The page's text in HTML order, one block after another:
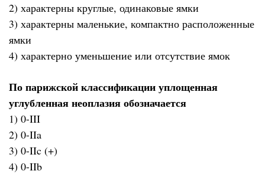
2) характерны круглые, одинаковые ямки
3) характерны маленькие, компактно расположенные
ямки
4) характерно уменьшение или отсутствие ямок
По парижской классификации уплощенная
углубленная неоплазия обозначается
1) 0-III
2) 0-IIa
3) 0-IIc (+)
4) 0-IIb